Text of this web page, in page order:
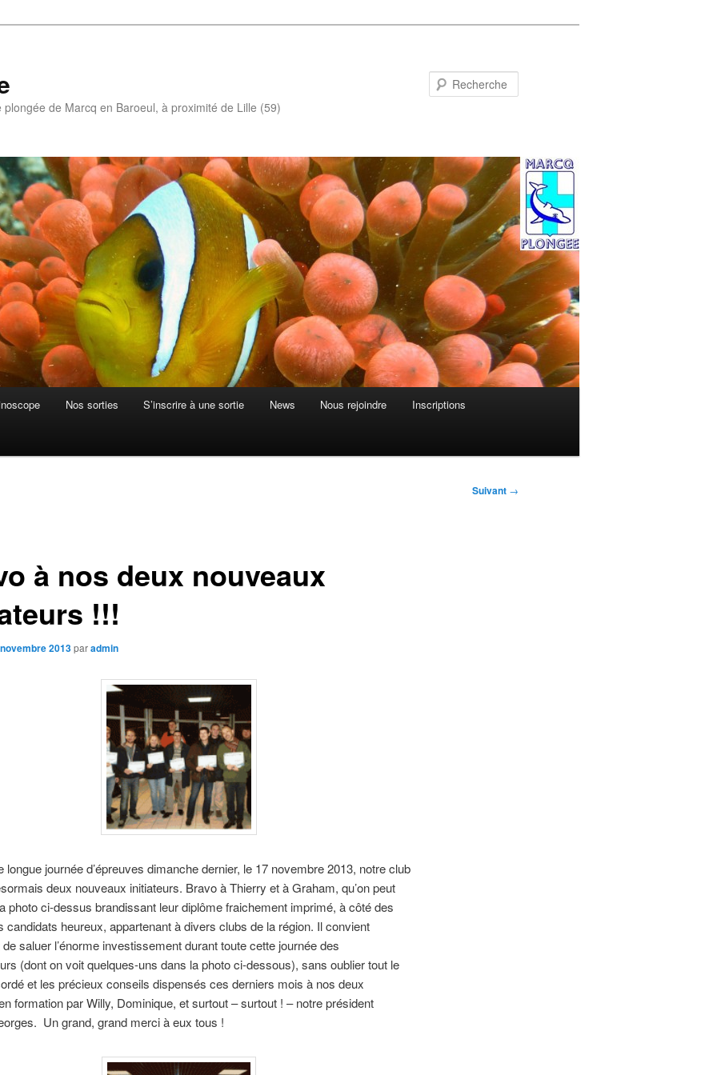
de Marcq en Baroeul, à proximité de Lille (59)
Nos sorties S’inscrire à une sortie News Nous rejoindre Inscriptions
Suivant →
à nos deux nouveaux
!!!
2013paradmin
longue journée d’épreuves dimanche dernier, le 17 novembre 2013, notre club
deux nouveaux initiateurs. Bravo à Thierry et à Graham, qu’on peut
photo ci-dessus brandissant leur diplôme fraichement imprimé, à côté des
candidats heureux, appartenant à divers clubs de la région. Il convient
saluer l’énorme investissement durant toute cette journée des
(dont on voit quelques-uns dans la photo ci-dessous), sans oublier tout le
et les précieux conseils dispensés ces derniers mois à nos deux
formation par Willy, Dominique, et surtout – surtout ! – notre président
Un grand, grand merci à eux tous !